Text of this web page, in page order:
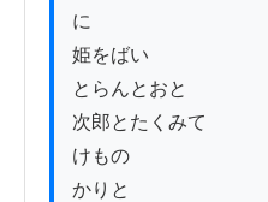
に
姫をばい
とらんとおとゝ
次郎とたくみて
けもの
かりと